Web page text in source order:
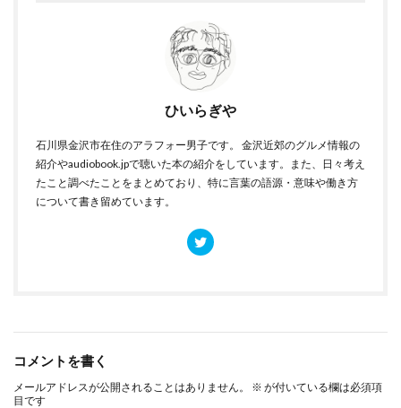
ひいらぎや
石川県金沢市在住のアラフォー男子です。 金沢近郊のグルメ情報の
紹介やaudiobook.jpで聴いた本の紹介をしています。また、日々考え
たこと調べたことをまとめており、特に言葉の語源・意味や働き方
について書き留めています。
コメントを書く
メールアドレスが公開されることはありません。 ※ が付いている欄は必須項
目です